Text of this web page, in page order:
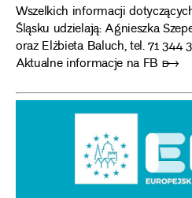
Wszelkich informacji
Śląsku udzielają: Agnieszka
oraz Elżbieta Baluch, tel. 71 344
Aktualne informacje na FB ➸